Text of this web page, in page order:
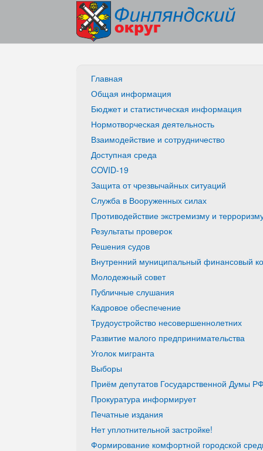
Главная
Общая информация
Бюджет и статистическая информация
Нормотворческая деятельность
Взаимодействие и сотрудничество
Доступная среда
COVID-19
Защита от чрезвычайных ситуаций
Служба в Вооруженных силах
Противодействие экстремизму и
Результаты проверок
Решения судов
Внутренний муниципальный финансовый
Молодежный совет
Публичные слушания
Кадровое обеспечение
Трудоустройство несовершеннолетних
Развитие малого предпринимательства
Уголок мигранта
Выборы
Приём депутатов Государственной Думы
Прокуратура информирует
Печатные издания
Нет уплотнительной застройке!
Формирование комфортной городской